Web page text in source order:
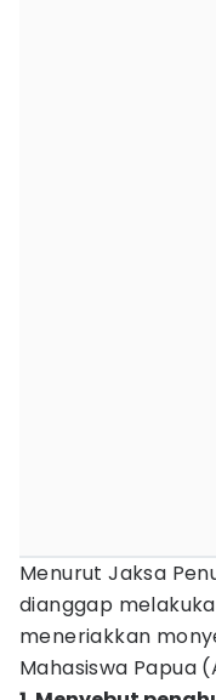
Menurut Jaksa
dianggap
meneriakkan
Mahasiswa Papua